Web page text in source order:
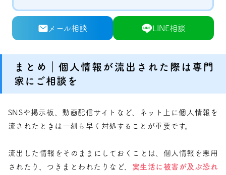
メール相談 LINE相談
まとめ｜個人情報が流出された際は専門
家にご相談を
SNSや掲示板、動画配信サイトなど、ネット上に個人情報を
流されたときは一刻も早く対処することが重要です。
流出した情報をそのままにしておくことは、個人情報を悪用
されたり、つきまとわれたりなど、 実生活に被害が及ぶ恐れ